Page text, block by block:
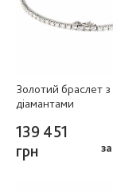
Золотий браслет з
діамантами
139 451
грн